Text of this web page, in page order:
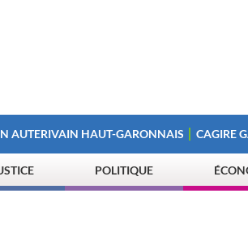
AUTERIVAIN HAUT-GARONNAIS CAGIRE
POLITIQUE